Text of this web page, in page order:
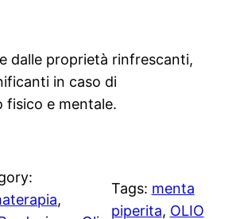
dalle proprietà rinfrescanti,
in caso di
fisico e mentale.
Tags: menta
piperita, OLIO